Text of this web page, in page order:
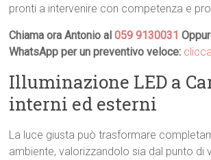
pronti a intervenire con competenza e
Chiama ora Antonio al059 9130031
WhatsApp per un preventivo veloce:
Illuminazione LED a
interni ed esterni
La luce giusta può trasformare
ambiente, valorizzandolo sia dal punto di